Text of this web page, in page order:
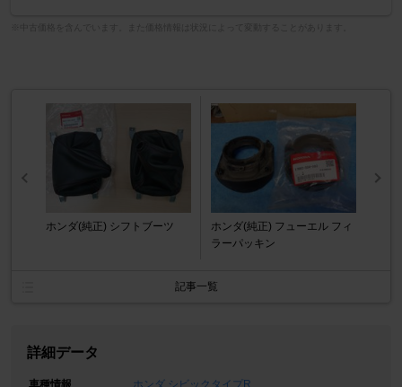
ホンダ(純正) シフトブーツ
ホンダ(純正) フューエル フィ
ラーパッキン
記事一覧
詳細データ